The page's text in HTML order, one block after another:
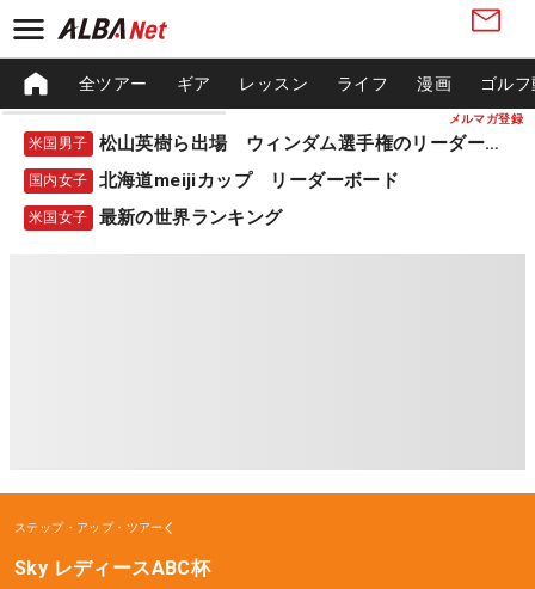
メルマガ登録
全ツアー ギア レッスン ライフ 漫画 ゴル
米国男子 松山英樹ら出場 ウィンダム選手権のリーダーボード
国内女子 北海道meijiカップ リーダーボード
米国女子 最新の世界ランキング
ステップ・アップ・ツアー
Sky レディースABC杯